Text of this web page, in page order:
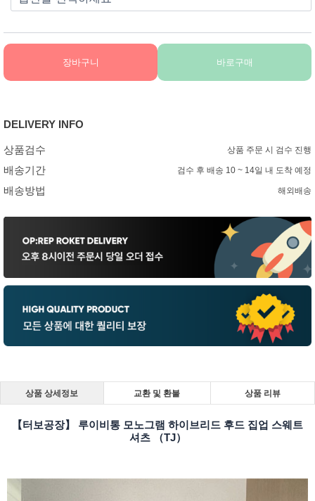
장바구니 바로구매
DELIVERY INFO
상품검수 상품 주문 시 검수 진행
배송기간 검수 후 배송 10 ~ 14일 내 도착 예정
배송방법 해외배송
상품 상세정보 교환 및 환불 상품 리뷰
【터보공장】 루이비통 모노그램 하이브리드 후드 집업 스웨트
셔츠 （TJ）